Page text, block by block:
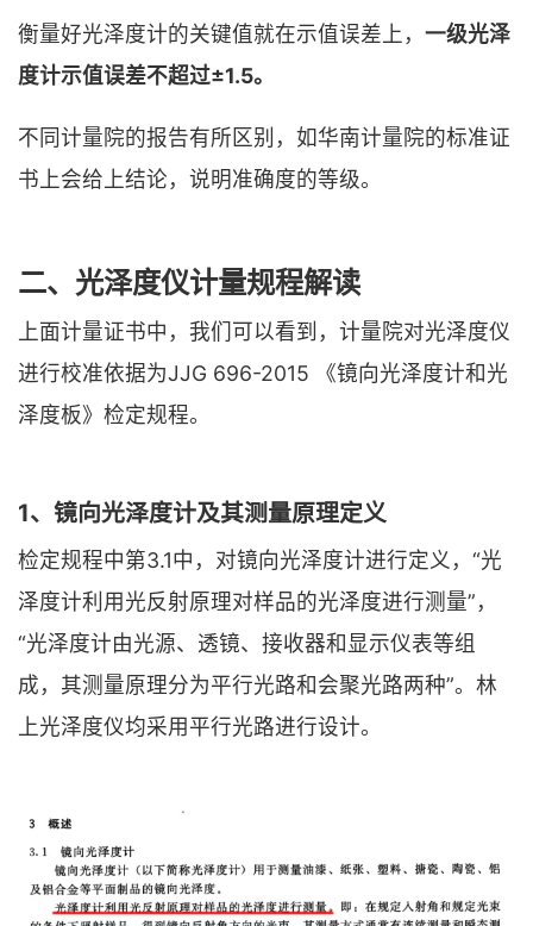
衡量好光泽度计的关键值就在示值误差上， 一级光泽
度计示值误差不超过±1.5。
不同计量院的报告有所区别，如华南计量院的标准证
书上会给上结论，说明准确度的等级。
二、光泽度仪计量规程解读
上面计量证书中，我们可以看到，计量院对光泽度仪
进行校准依据为JJG 696-2015 《镜向光泽度计和光
泽度板》检定规程。
1、镜向光泽度计及其测量原理定义
检定规程中第3.1中，对镜向光泽度计进行定义，“光
泽度计利用光反射原理对样品的光泽度进行测量”，
“光泽度计由光源、透镜、接收器和显示仪表等组
成，其测量原理分为平行光路和会聚光路两种”。林
上光泽度仪均采用平行光路进行设计。